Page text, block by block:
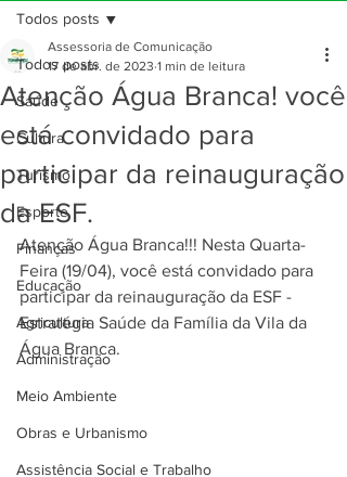
Todos posts
Saúde
Cultura
Turismo
Esporte
Finanças
Educação
Agricultura
Administração
Meio Ambiente
Obras e Urbanismo
Assistência Social e Trabalho
Todos posts
Atenção Água Branca! você
está convidado para
participar da reinauguração
da ESF.
Assessoria de Comunicação
17 de abr. de 2023 1 min de leitura
Atenção Água Branca!!! Nesta Quarta-
Feira (19/04), você está convidado para
participar da reinauguração da ESF -
Estratégia Saúde da Família da Vila da
Água Branca.